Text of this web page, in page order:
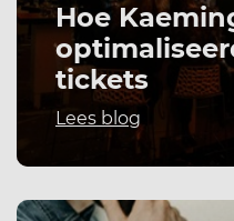
Hoe
tickets
Lees blog